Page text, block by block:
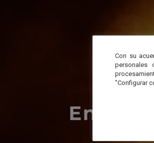
Con su
personales
"Configurar